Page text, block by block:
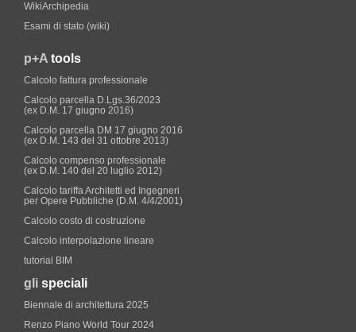
WikiArchipedia
Esami di stato (wiki)
p+A tools
Calcolo fattura professionale
Calcolo parcella D.Lgs.36/2023
(ex D.M. 17 giugno 2016)
Calcolo parcella DM 17 giugno 2016
(ex D.M. 143 del 31 ottobre 2013)
Calcolo compenso professionale
(ex D.M. 140 del 20 luglio 2012)
Calcolo tariffa Architetti ed Ingegneri
per Opere Pubbliche (D.M. 4/4/2001)
Calcolo costo di costruzione
Calcolo interpolazione lineare
tutorial BIM
gli speciali
Biennale di architettura 2025
Renzo Piano World Tour 2024